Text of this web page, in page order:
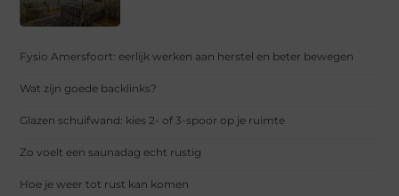
Fysio Amersfoort: eerlijk werken aan herstel en beter bewegen
Wat zijn goede backlinks?
Glazen schuifwand: kies 2- of 3-spoor op je ruimte
Zo voelt een saunadag echt rustig
Hoe je weer tot rust kan komen